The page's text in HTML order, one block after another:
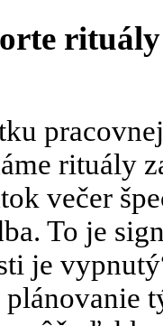
rituály
rituály
večer
To je
je